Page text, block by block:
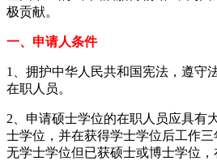
极贡献。
一、申请人条件
1、拥护中华人民共和国宪法，遵守
在职人员。
2、申请硕士学位的在职人员应具有
士学位，并在获得学士学位后工作
无学士学位但已获硕士或博士学位